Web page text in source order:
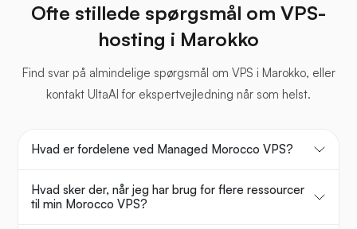
Ofte stillede spørgsmål om VPS-
hosting i Marokko
Find svar på almindelige spørgsmål om VPS i Marokko, eller
kontakt UltaAI for ekspertvejledning når som helst.
Hvad er fordelene ved Managed Morocco VPS?
Hvad sker der, når jeg har brug for flere ressourcer
til min Morocco VPS?